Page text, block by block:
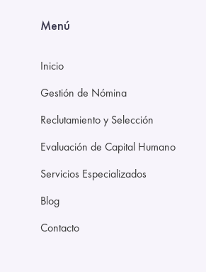
Menú
Inicio
Gestión de Nómina
Reclutamiento y Selección
Evaluación de Capital Humano
Servicios Especializados
Blog
Contacto